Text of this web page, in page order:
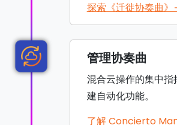
探索《迁徙协奏曲
管理协奏曲
混合云操作的集中
建自动化功能。
了解 Concierto